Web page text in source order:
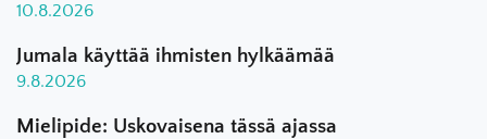
10.8.2026
Jumala käyttää ihmisten hylkäämää
9.8.2026
Mielipide: Uskovaisena tässä ajassa